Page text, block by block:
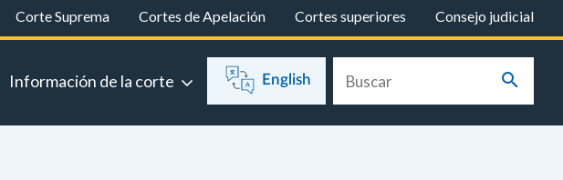
Corte Suprema Cortes de Apelación Cortes superiores Consejo judicial
Información de la corte English